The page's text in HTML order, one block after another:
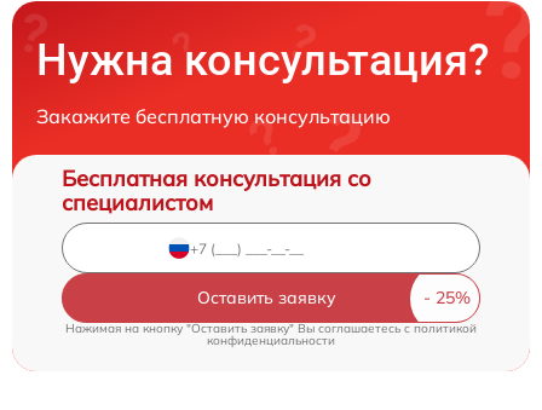
Нужна консультация?
Закажите бесплатную консультацию
Бесплатная консультация со
специалистом
Оставить заявку
Нажимая на кнопку "Оставить заявку" Вы соглашаетесь c политикой
конфиденциальности